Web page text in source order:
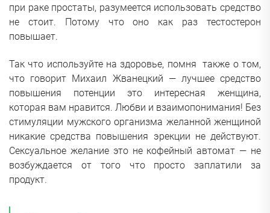
при раке простаты, разумеется использовать средство
не стоит. Потому что оно как раз тестостерон
повышает.
Так что используйте на здоровье, помня также о том,
что говорит Михаил Жванецкий — лучшее средство
повышения потенции это интересная женщина,
которая вам нравится. Любви и взаимопонимания! Без
стимуляции мужского организма желанной женщиной
никакие средства повышения эрекции не действуют.
Сексуальное желание это не кофейный автомат — не
возбуждается от того что просто заплатили за
продукт.